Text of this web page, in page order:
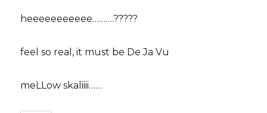
heeeeeeeeeee……….?????
feel so real, it must be De Ja Vu
meLLow skaliiii……